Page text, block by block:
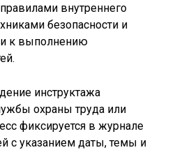
внутреннего
безопасности и
к выполнению
инструктажа
охраны труда или
фиксируется в журнале
с указанием даты, темы и